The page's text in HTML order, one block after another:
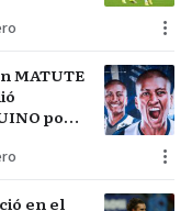
MATUTE
por
en el